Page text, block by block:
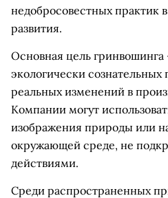
недобросовестных практик
развития.
Основная цель
экологически сознательных
реальных изменений в
Компании могут
изображения природы или
окружающей среде, не
действиями.
Среди распространенных